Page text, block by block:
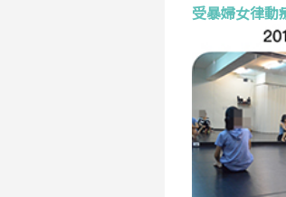
受暴婦女律動